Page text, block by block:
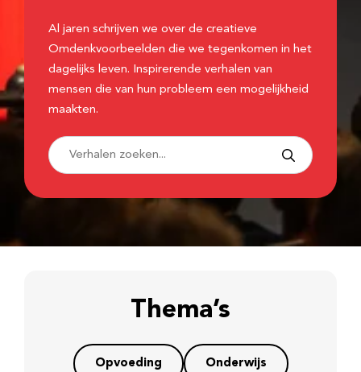
Al jaren schrijven we over de creatieve
Omdenkvoorbeelden die we tegenkomen in het
dagelijks leven. Inspirerende verhalen van
mensen die van hun probleem een mogelijkheid
maakten.
Thema’s
Opvoeding Onderwijs